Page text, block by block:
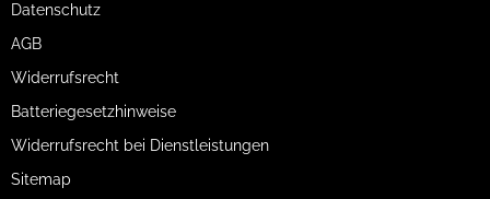
Datenschutz
AGB
Widerrufsrecht
Batteriegesetzhinweise
Widerrufsrecht bei Dienstleistungen
Sitemap